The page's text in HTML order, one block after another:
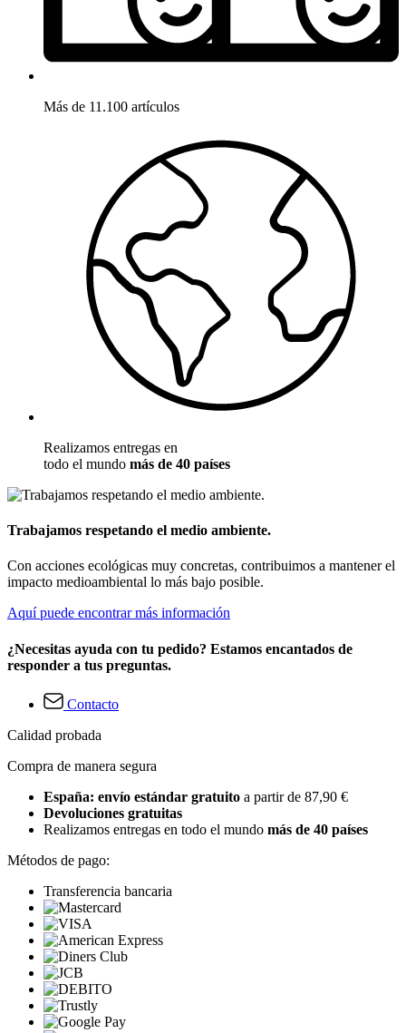
Más de 11.100 artículos
Realizamos entregas en
todo el mundo más de 40 países
Trabajamos respetando el medio ambiente.
Con acciones ecológicas muy concretas, contribuimos a mantener el
impacto medioambiental lo más bajo posible.
Aquí puede encontrar más información
¿Necesitas ayuda con tu pedido? Estamos encantados de
responder a tus preguntas.
Contacto
Calidad probada
Compra de manera segura
España: envío estándar gratuito a partir de 87,90 €
Devoluciones gratuitas
Realizamos entregas en todo el mundo más de 40 países
Métodos de pago:
Transferencia bancaria